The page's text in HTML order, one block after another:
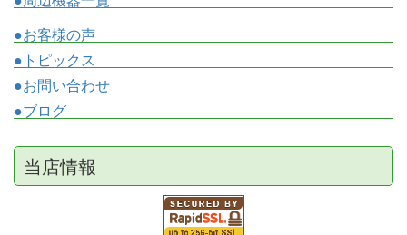
●お客様の声
●トピックス
●お問い合わせ
●ブログ
当店情報